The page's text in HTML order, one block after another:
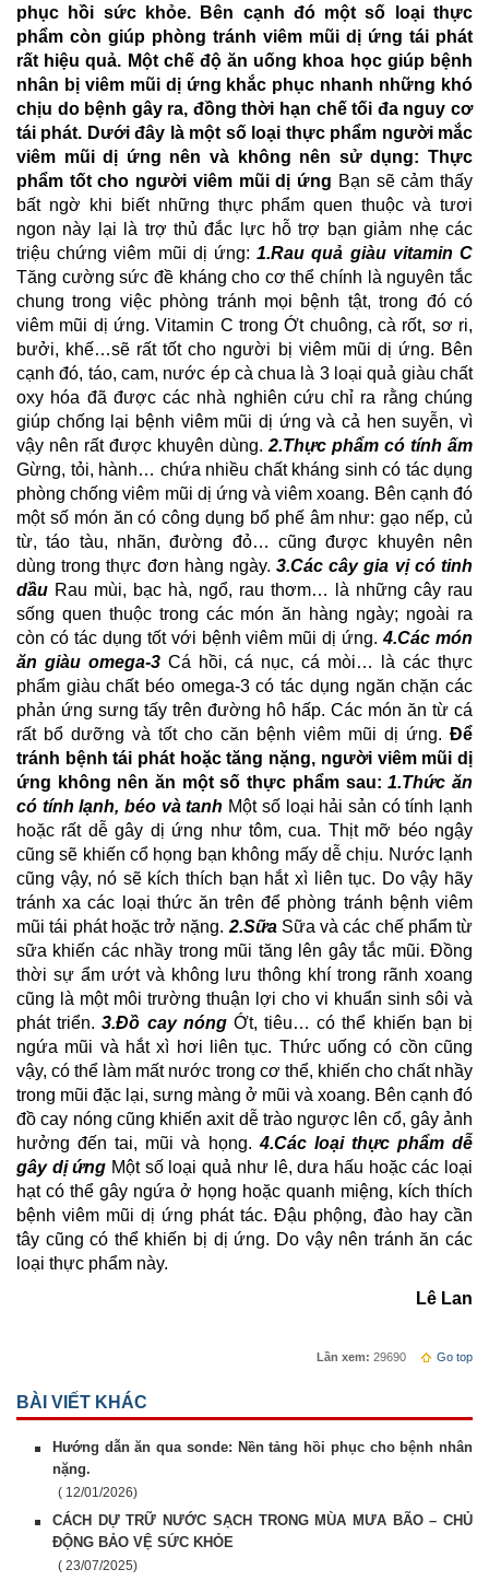
phục hồi sức khỏe. Bên cạnh đó một số loại thực
phẩm còn giúp phòng tránh viêm mũi dị ứng tái phát
rất hiệu quả. Một chế độ ăn uống khoa học giúp bệnh
nhân bị viêm mũi dị ứng khắc phục nhanh những khó
chịu do bệnh gây ra, đồng thời hạn chế tối đa nguy cơ
tái phát. Dưới đây là một số loại thực phẩm người mắc
viêm mũi dị ứng nên và không nên sử dụng: Thực
phẩm tốt cho người viêm mũi dị ứng Bạn sẽ cảm thấy
bất ngờ khi biết những thực phẩm quen thuộc và tươi
ngon này lại là trợ thủ đắc lực hỗ trợ bạn giảm nhẹ các
triệu chứng viêm mũi dị ứng:1.Rau quả giàu vitamin C
Tăng cường sức đề kháng cho cơ thể chính là nguyên tắc
chung trong việc phòng tránh mọi bệnh tật, trong đó có
viêm mũi dị ứng. Vitamin C trong Ớt chuông, cà rốt, sơ ri,
bưởi, khế…sẽ rất tốt cho người bị viêm mũi dị ứng. Bên
cạnh đó, táo, cam, nước ép cà chua là 3 loại quả giàu chất
oxy hóa đã được các nhà nghiên cứu chỉ ra rằng chúng
giúp chống lại bệnh viêm mũi dị ứng và cả hen suyễn, vì
vậy nên rất được khuyên dùng. 2.Thực phẩm có tính ấm
Gừng, tỏi, hành… chứa nhiều chất kháng sinh có tác dụng
phòng chống viêm mũi dị ứng và viêm xoang. Bên cạnh đó
một số món ăn có công dụng bổ phế âm như: gạo nếp, củ
từ, táo tàu, nhãn, đường đỏ… cũng được khuyên nên
dùng trong thực đơn hàng ngày.3.Các cây gia vị có tinh
dầu Rau mùi, bạc hà, ngổ, rau thơm… là những cây rau
sống quen thuộc trong các món ăn hàng ngày; ngoài ra
còn có tác dụng tốt với bệnh viêm mũi dị ứng.4.Các món
ăn giàu omega-3 Cá hồi, cá nục, cá mòi… là các thực
phẩm giàu chất béo omega-3 có tác dụng ngăn chặn các
phản ứng sưng tấy trên đường hô hấp. Các món ăn từ cá
rất bổ dưỡng và tốt cho căn bệnh viêm mũi dị ứng. Để
tránh bệnh tái phát hoặc tăng nặng, người viêm mũi dị
ứng không nên ăn một số thực phẩm sau: 1.Thức ăn
có tính lạnh, béo và tanh Một số loại hải sản có tính lạnh
hoặc rất dễ gây dị ứng như tôm, cua. Thịt mỡ béo ngậy
cũng sẽ khiến cổ họng bạn không mấy dễ chịu. Nước lạnh
cũng vậy, nó sẽ kích thích bạn hắt xì liên tục. Do vậy hãy
tránh xa các loại thức ăn trên để phòng tránh bệnh viêm
mũi tái phát hoặc trở nặng. 2.SữaSữa và các chế phẩm từ
sữa khiến các nhầy trong mũi tăng lên gây tắc mũi. Đồng
thời sự ẩm ướt và không lưu thông khí trong rãnh xoang
cũng là một môi trường thuận lợi cho vi khuẩn sinh sôi và
phát triển.3.Đồ cay nóngỚt, tiêu… có thể khiến bạn bị
ngứa mũi và hắt xì hơi liên tục. Thức uống có cồn cũng
vậy, có thể làm mất nước trong cơ thể, khiến cho chất nhầy
trong mũi đặc lại, sưng màng ở mũi và xoang. Bên cạnh đó
đồ cay nóng cũng khiến axit dễ trào ngược lên cổ, gây ảnh
hưởng đến tai, mũi và họng.4.Các loại thực phẩm dễ
gây dị ứng Một số loại quả như lê, dưa hấu hoặc các loại
hạt có thể gây ngứa ở họng hoặc quanh miệng, kích thích
bệnh viêm mũi dị ứng phát tác. Đậu phộng, đào hay cần
tây cũng có thể khiến bị dị ứng. Do vậy nên tránh ăn các
loại thực phẩm này.
Lê Lan
Lần xem: 29690 Go top
BÀI VIẾT KHÁC
Hướng dẫn ăn qua sonde: Nền tảng hồi phục cho bệnh nhân
nặng.
( 12/01/2026)
CÁCH DỰ TRỮ NƯỚC SẠCH TRONG MÙA MƯA BÃO – CHỦ
ĐỘNG BẢO VỆ SỨC KHỎE
( 23/07/2025)